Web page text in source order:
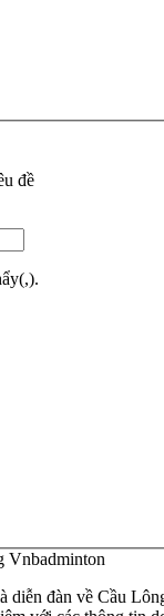
đề
Vnbadminton
diễn đàn về Cầu